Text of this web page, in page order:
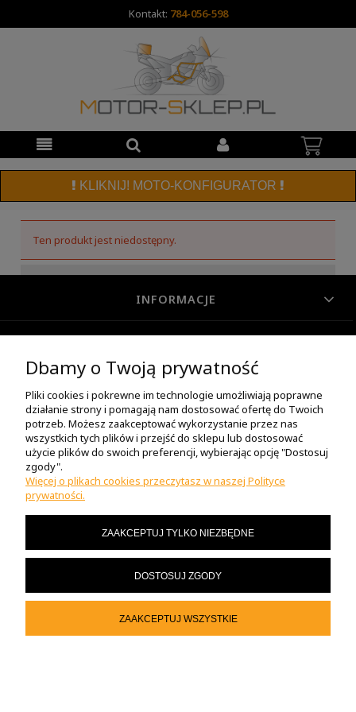
Kontakt: 784-056-598
KLIKNIJ! MOTO-KONFIGURATOR
Ten produkt jest niedostępny.
INFORMACJE
O NAS
MOJE KONTO
© 2023 motor-sklep.pl
POKAŻ PEŁNĄ WERSJĘ STRONY
Sklep internetowy Shoper.pl
Dbamy o Twoją prywatność
Pliki cookies i pokrewne im technologie umożliwiają poprawne
działanie strony i pomagają nam dostosować ofertę do Twoich
potrzeb. Możesz zaakceptować wykorzystanie przez nas
wszystkich tych plików i przejść do sklepu lub dostosować
użycie plików do swoich preferencji, wybierając opcję "Dostosuj
zgody".
Więcej o plikach cookies przeczytasz w naszej Polityce
prywatności.
ZAAKCEPTUJ TYLKO NIEZBĘDNE
DOSTOSUJ ZGODY
ZAAKCEPTUJ WSZYSTKIE